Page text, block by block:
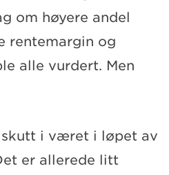
om høyere andel
rentemargin og
alle vurdert. Men
skutt i været i løpet av
er allerede litt